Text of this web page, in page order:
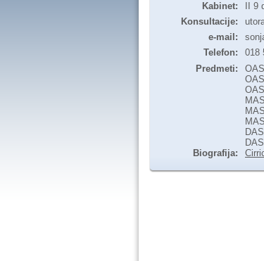
Kabinet:
II 9
Konsultacije:
e-mail:
Telefon:
018
Predmeti:
Biografija: